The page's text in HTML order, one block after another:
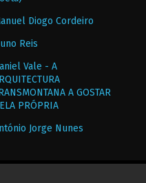
Diogo Cordeiro
Reis
Vale - A
A GOSTAR
PRÓPRIA
Jorge Nunes